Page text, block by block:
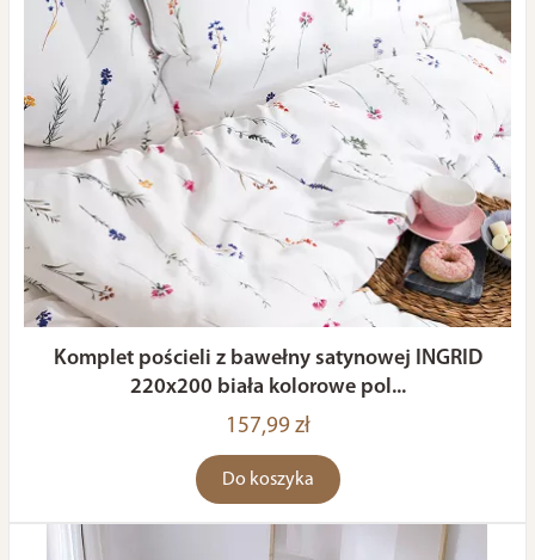
Komplet pościeli z bawełny satynowej INGRID
220x200 biała kolorowe pol...
157,99 zł
Do koszyka